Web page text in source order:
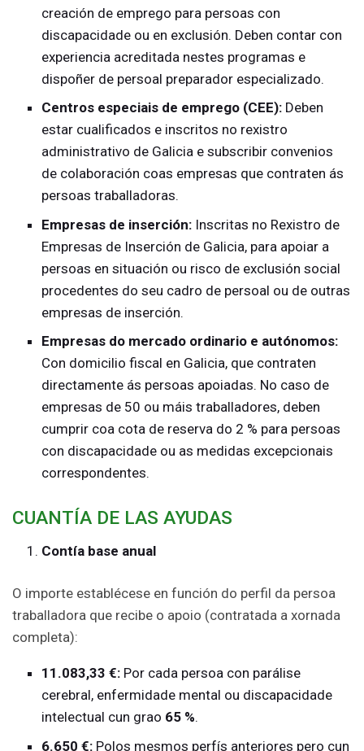
creación de emprego para persoas con
discapacidade ou en exclusión. Deben contar con
experiencia acreditada nestes programas e
dispoñer de persoal preparador especializado.
Centros especiais de emprego (CEE): Deben
estar cualificados e inscritos no rexistro
administrativo de Galicia e subscribir convenios
de colaboración coas empresas que contraten ás
persoas traballadoras.
Empresas de inserción: Inscritas no Rexistro de
Empresas de Inserción de Galicia, para apoiar a
persoas en situación ou risco de exclusión social
procedentes do seu cadro de persoal ou de outras
empresas de inserción.
Empresas do mercado ordinario e autónomos:
Con domicilio fiscal en Galicia, que contraten
directamente ás persoas apoiadas. No caso de
empresas de 50 ou máis traballadores, deben
cumprir coa cota de reserva do 2 % para persoas
con discapacidade ou as medidas excepcionais
correspondentes.
CUANTÍA DE LAS AYUDAS
Contía base anual
O importe establécese en función do perfil da persoa
traballadora que recibe o apoio (contratada a xornada
completa):
11.083,33 €: Por cada persoa con parálise
cerebral, enfermidade mental ou discapacidade
intelectual cun grao 65 %.
6.650 €: Polos mesmos perfís anteriores pero cun